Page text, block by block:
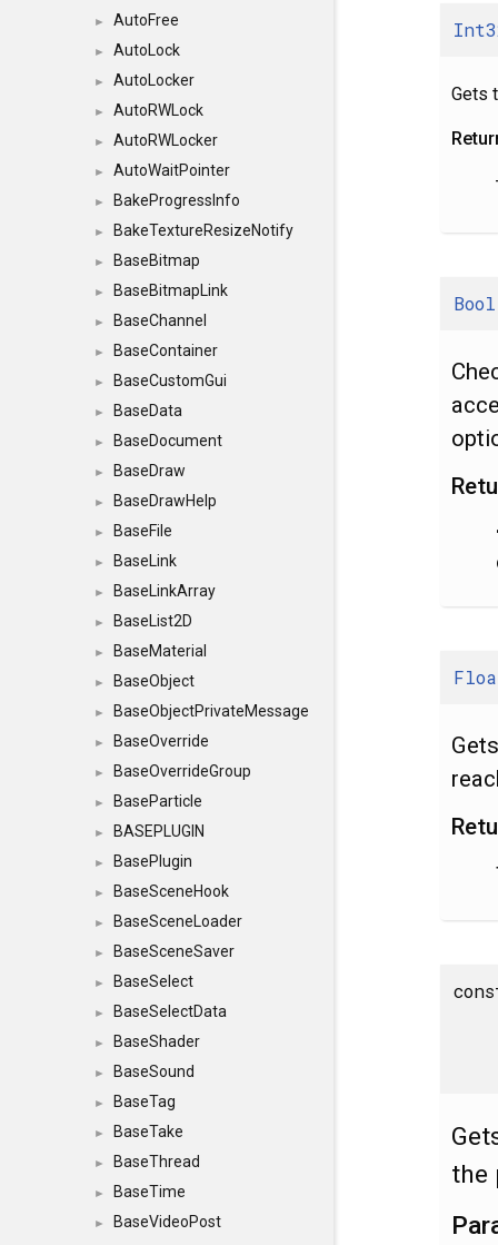
► AutoFree
► AutoLock
► AutoLocker
► AutoRWLock
► AutoRWLocker
► AutoWaitPointer
► BakeProgressInfo
► BakeTextureResizeNotify
► BaseBitmap
► BaseBitmapLink
► BaseChannel
► BaseContainer
► BaseCustomGui
► BaseData
► BaseDocument
► BaseDraw
► BaseDrawHelp
► BaseFile
► BaseLink
► BaseLinkArray
► BaseList2D
► BaseMaterial
► BaseObject
► BaseObjectPrivateMessage
► BaseOverride
► BaseOverrideGroup
► BaseParticle
► BASEPLUGIN
► BasePlugin
► BaseSceneHook
► BaseSceneLoader
► BaseSceneSaver
► BaseSelect
► BaseSelectData
► BaseShader
► BaseSound
► BaseTag
► BaseTake
► BaseThread
► BaseTime
►
BaseVideoPost
Gets
Bool
the